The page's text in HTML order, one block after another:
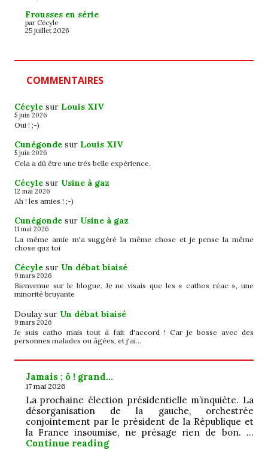
Frousses en série
par Cécyle
25 juillet 2026
COMMENTAIRES
Cécyle sur Louis XIV
5 juin 2026
Oui ! ;-)
Cunégonde sur Louis XIV
5 juin 2026
Cela a dû être une très belle expérience.
Cécyle sur Usine à gaz
12 mai 2026
Ah ! les amies ! ;-)
Cunégonde sur Usine à gaz
11 mai 2026
La même amie m'a suggéré la même chose et je pense la même
chose quz toi
Cécyle sur Un débat biaisé
9 mars 2026
Bienvenue sur le blogue. Je ne visais que les « cathos réac », une
minorité bruyante
Doulaysur Un débat biaisé
9 mars 2026
Je suis catho mais tout à fait d'accord ! Car je bosse avec des
personnes malades ou âgées, et j'ai…
Jamais ; ô ! grand…
17 mai 2026
La prochaine élection présidentielle m’inquiète. La
désorganisation de la gauche, orchestrée
conjointement par le président de la République et
la France insoumise, ne présage rien de bon. …
Continue readingJamais ; ô ! grand…